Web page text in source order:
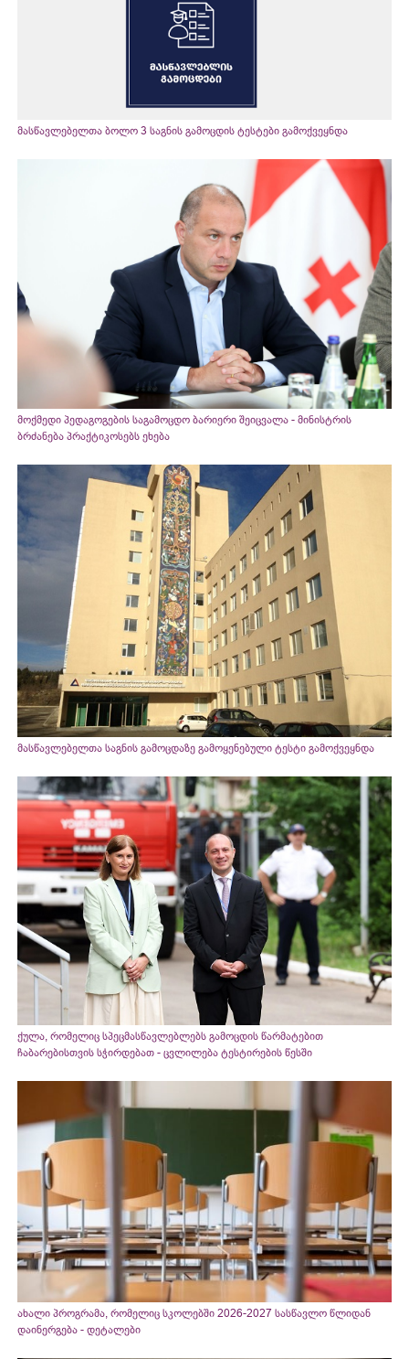
მასწავლებელთა ბოლო 3 საგნის გამოცდის ტესტები გამოქვეყნდა
მოქმედი პედაგოგების საგამოცდო ბარიერი შეიცვალა - მინისტრის
ბრძანება პრაქტიკოსებს ეხება
მასწავლებელთა საგნის გამოცდაზე გამოყენებული ტესტი გამოქვეყნდა
ქულა, რომელიც სპეცმასწავლებლებს გამოცდის წარმატებით
ჩაბარებისთვის სჭირდებათ - ცვლილება ტესტირების წესში
ახალი პროგრამა, რომელიც სკოლებში 2026-2027 სასწავლო წლიდან
დაინერგება - დეტალები